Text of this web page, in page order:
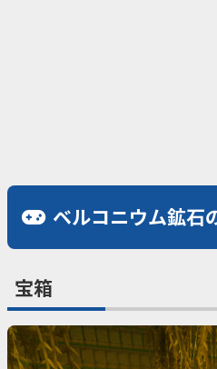
ベルコニウム鉱石
宝箱